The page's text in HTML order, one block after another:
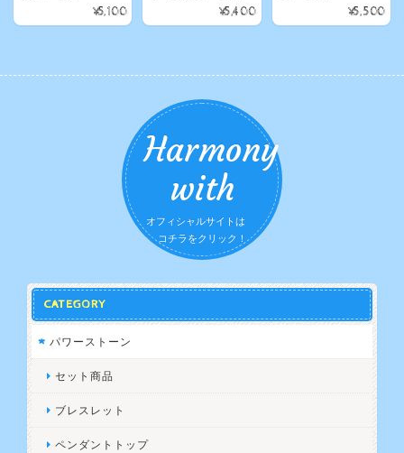
¥5,100 ¥5,400 ¥5,500
Harmony
with
オフィシャルサイトは
コチラをクリック！
CATEGORY
パワーストーン
セット商品
ブレスレット
ペンダントトップ